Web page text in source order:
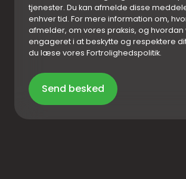
tjenester. Du kan afmelde disse
enhver tid. For mere information om,
afmelder, om vores praksis, og hvordan
engageret i at beskytte og respektere
du læse vores Fortrolighedspolitik.